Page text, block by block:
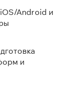
Android и
и